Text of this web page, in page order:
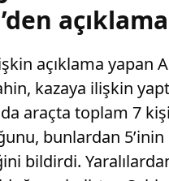
açıklama
açıklama yapan
kazaya ilişkin
araçta toplam 7
bunlardan 5’inin
bildirdi.